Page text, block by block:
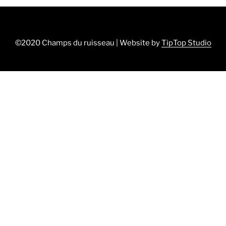
©2020 Champs du ruisseau | Website byTipTop Studio